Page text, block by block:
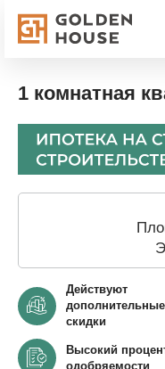
1 комнатная
Действуют
дополнительные
скидки
Высокий
одобряемости